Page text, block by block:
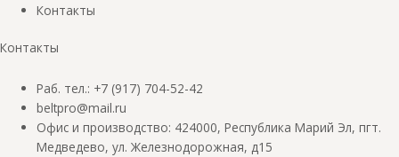
Контакты
Контакты
Раб. тел.: +7 (917) 704-52-42
beltpro@mail.ru
Офис и производство: 424000, Республика Марий Эл, пгт.
Медведево, ул. Железнодорожная, д15